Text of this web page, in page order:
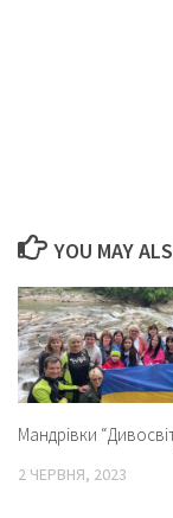
YOU MAY
Мандрівки
2 ЧЕРВНЯ, 2023